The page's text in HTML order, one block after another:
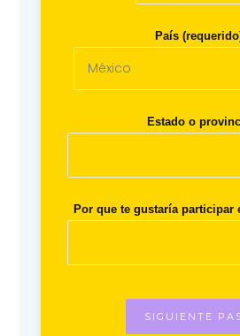
País
Estado o
Por que te gustaría participar